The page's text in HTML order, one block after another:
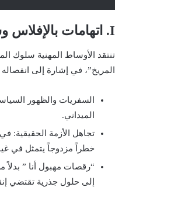
I. اتهامات بالإفلاس وسفريات “المريخ”
تنتقد الأوساط المهنية سلوك
المريخ”، في إشارة إلى
السفريات والظهور
الميداني.
تجاهل الأزمة الحقيقية:
خطراً مزدوجاً يتمثل في
“رقصات مهبول أنا ” بدلاً
إلى حلول جذرية تقتضي